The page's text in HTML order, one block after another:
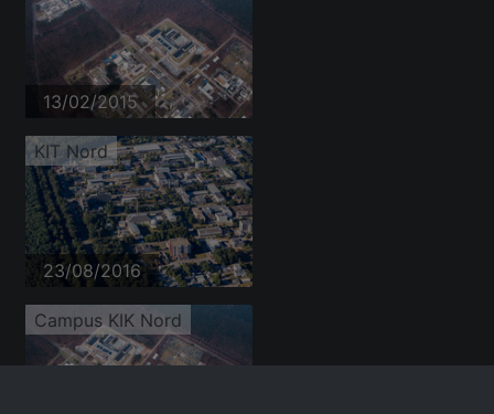
13/02/2015
KIT Nord
23/08/2016
Campus KIK Nord